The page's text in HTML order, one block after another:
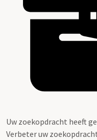
Uw zoekopdracht heeft
Verbeter uw